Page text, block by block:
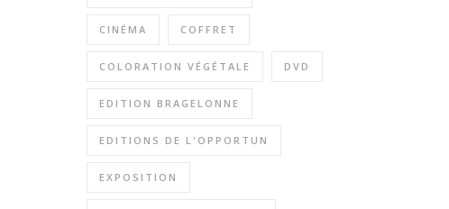
CINÉMA COFFRET
COLORATION VÉGÉTALE DVD
EDITION BRAGELONNE
EDITIONS DE L'OPPORTUN
EXPOSITION